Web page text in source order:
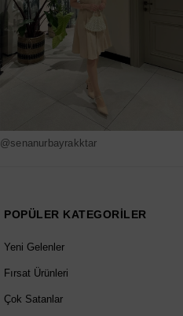
@senanurbayrakktar
POPÜLER KATEGORİLER
Yeni Gelenler
Fırsat Ürünleri
Çok Satanlar